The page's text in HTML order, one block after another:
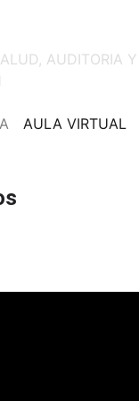
AUDITORIA
AULA VIRTUAL